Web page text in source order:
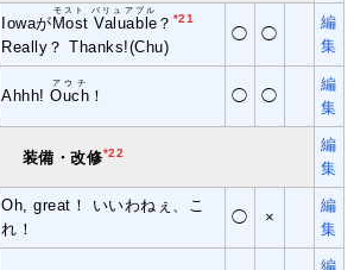
Iowaが Most Valuable
モスト バリュアブル
？ *21
Really？ Thanks!(Chu)
◯ ◯
編
集
Ahhh!Ouch
アウチ
！ ◯ ◯
編
集
装備・改修*22
編
集
Oh, great！ いいわねぇ、こ
れ！
◯ ×
編
集
編